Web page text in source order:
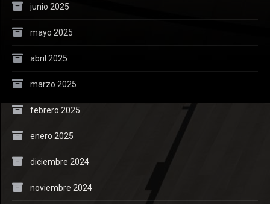
junio 2025
mayo 2025
abril 2025
marzo 2025
febrero 2025
enero 2025
diciembre 2024
noviembre 2024